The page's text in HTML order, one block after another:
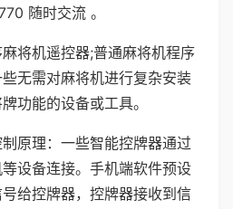
随时交流 。
将机遥控器;普通麻将机程序
无需对麻将机进行复杂安装
功能的设备或工具。
原理：一些智能控牌器通过
设备连接。手机端软件预设
给控牌器，控牌器接收到信